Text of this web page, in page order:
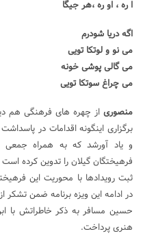
ا ره ، او ره ،هر جیگا
اگه دریا شودرم
می نو و لوتکا تویی
می گالی پوشی خونه
می چراغ سوتکا تویی
منصوری از چهره های فرهنگی هم
برگزاری اینگونه اقدامات در
و یاد آورشد که به همراه جمعی
فرهیختگان گیلان را تدوین کرده
ثبت رویدادها با محوریت این
در ادامه این ویزه برنامه ضمن
هنری پرداخت.